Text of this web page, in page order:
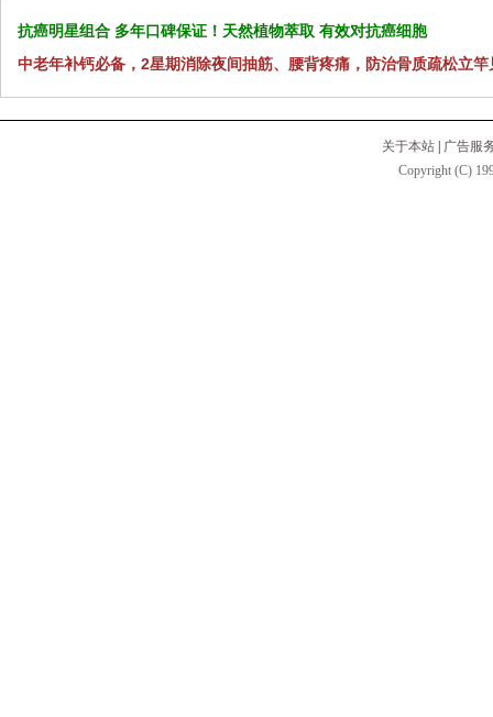
抗癌明星组合 多年口碑保证！天然植物萃取 有效对抗癌细胞
中老年补钙必备，2星期消除夜间抽筋、腰背疼痛，防治骨质疏松立竿
关于本站 | 广告服
Copyright (C)